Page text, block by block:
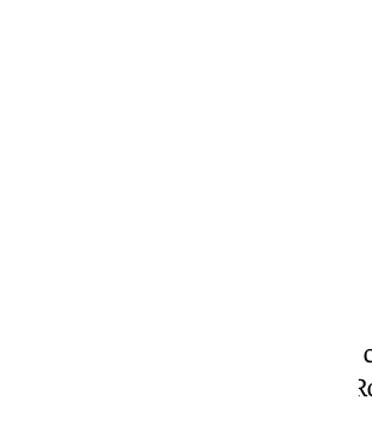
Las hermandades rocieras de
Sevilla tras la celebración de la